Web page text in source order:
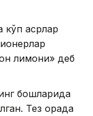
кўп асрлар
лимони» деб
бошларида
Тез орада